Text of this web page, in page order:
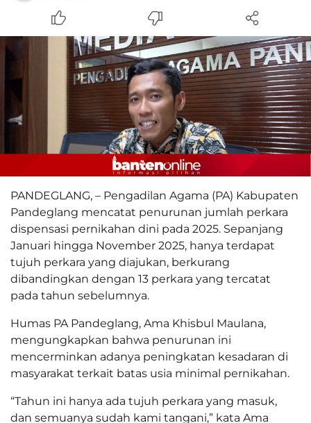
PANDEGLANG, – Pengadilan Agama (PA) Kabupaten
Pandeglang mencatat penurunan jumlah perkara
dispensasi pernikahan dini pada 2025. Sepanjang
Januari hingga November 2025, hanya terdapat
tujuh perkara yang diajukan, berkurang
dibandingkan dengan 13 perkara yang tercatat
pada tahun sebelumnya.
Humas PA Pandeglang, Ama Khisbul Maulana,
mengungkapkan bahwa penurunan ini
mencerminkan adanya peningkatan kesadaran di
masyarakat terkait batas usia minimal pernikahan.
“Tahun ini hanya ada tujuh perkara yang masuk,
dan semuanya sudah kami tangani,” kata Ama